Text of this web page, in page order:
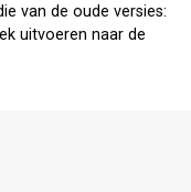
van de oude versies:
uitvoeren naar de